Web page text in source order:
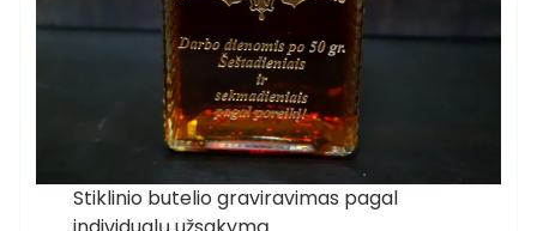
Stiklinio butelio graviravimas pagal